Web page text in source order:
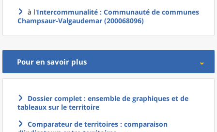
à l'Intercommunalité : Communauté de communes
Champsaur-Valgaudemar (200068096)
Pour en savoir plus
Dossier complet : ensemble de graphiques et de
tableaux sur le territoire
Comparateur de territoires : comparaison